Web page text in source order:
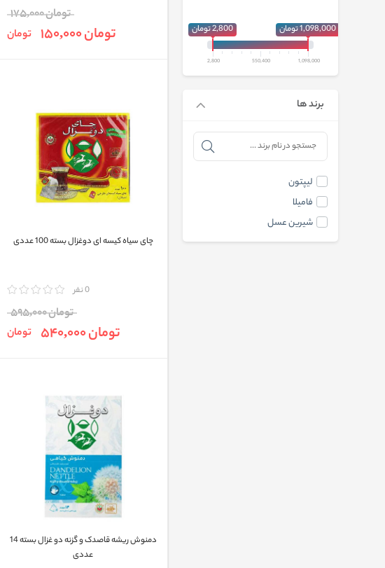
تومان 175,000
تومان 150,000 تومان
چای سیاه کیسه ای دوغزال بسته 100 عددی
0 نفر
تومان 595,000
تومان 540,000 تومان
دمنوش ریشه قاصدک و گزنه دو غزال بسته 14
عددی
2,800 تومان 1,098,000 تومان
2,800 550,400 1,098,000
برند ها
لیپتون
فامیلا
شیرین عسل